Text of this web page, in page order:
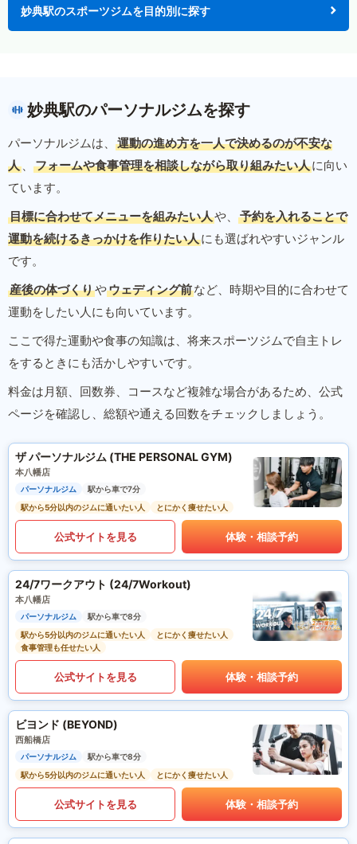
妙典駅のスポーツジムを目的別に探す
妙典駅のパーソナルジムを探す
パーソナルジムは、
運動の進め方を一人で決めるのが不安な
人 、 フォームや食事管理を相談しながら取り組みたい人に向い
ています。
目標に合わせてメニューを組みたい人や、
予約を入れることで
運動を続けるきっかけを作りたい人にも選ばれやすいジャンル
です。
産後の体づくりやウェディング前など、時期や目的に合わせて
運動をしたい人にも向いています。
ここで得た運動や食事の知識は、将来スポーツジムで自主トレ
をするときにも活かしやすいです。
料金は月額、回数券、コースなど複雑な場合があるため、公式
ページを確認し、総額や通える回数をチェックしましょう。
ザ パーソナルジム (THE PERSONAL GYM)
本八幡店
パーソナルジム
駅から車で7分
駅から5分以内のジムに通いたい人
とにかく痩せたい人
公式サイトを見る 体験・相談予約
24/7ワークアウト (24/7Workout)
本八幡店
パーソナルジム
駅から車で8分
駅から5分以内のジムに通いたい人
とにかく痩せたい人
食事管理も任せたい人
公式サイトを見る 体験・相談予約
ビヨンド (BEYOND)
西船橋店
パーソナルジム
駅から車で8分
駅から5分以内のジムに通いたい人
とにかく痩せたい人
公式サイトを見る 体験・相談予約